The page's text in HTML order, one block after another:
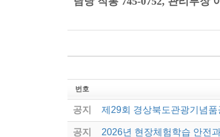
번호
공지 제29회 경상북도관광기념품
공지 2026년 현장체험학습 안전